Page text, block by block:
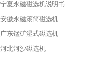
宁夏永磁磁选机说明书
安徽永磁滚筒磁选机
广东锰矿湿式磁选机
河北河沙磁选机